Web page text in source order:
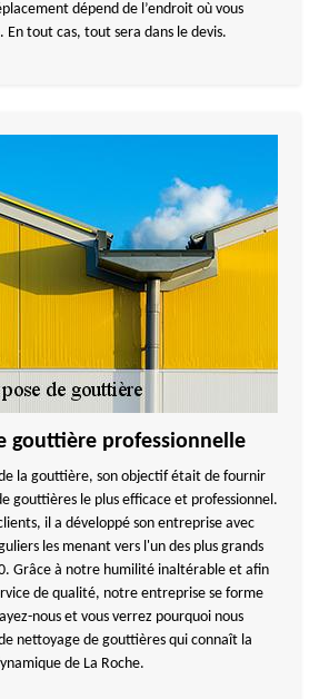
dépend de l’endroit où vous
En tout cas, tout sera dans le devis.
gouttière professionnelle
la gouttière, son objectif était de fournir
gouttières le plus efficace et professionnel.
il a développé son entreprise avec
les menant vers l'un des plus grands
Grâce à notre humilité inaltérable et afin
de qualité, notre entreprise se forme
nous et vous verrez pourquoi nous
nettoyage de gouttières qui connaît la
de La Roche.